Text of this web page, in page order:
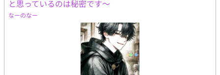
にして、太平洋のように広い心と、幼稚園児レベルの残念な脳み
そでお読み下さい（１８禁なのに！）。 お下品、下ネタ、オヤ
ジギャグが多いです。 ○物語の都合上、主人公は各町の様々なキ
ャラと毎度エロバトル（？）をしています。軽ーいノリでヤるキ
ャラもいます。全く一途ではないのでご注意を。 後半に少しシ
リアスが入ります。 ●ガチのエロ回のみ*印をつけています。
※この物語はフィクションです。実際の人物や名称等とは一切関
係ありません。 ※ムーンライトノベルズにも掲載。
と思っているのは秘密です～
なーのなー